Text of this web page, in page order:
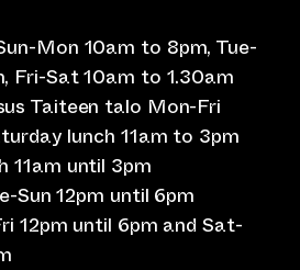
Mon 10am to 8pm, Tue-
Fri-Sat 10am to 1.30am
Taiteen talo Mon-Fri
lunch 11am to 3pm
11am until 3pm
Sun 12pm until 6pm
12pm until 6pm and Sat-